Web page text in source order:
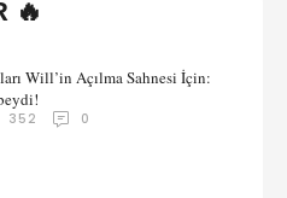
A project supported by the NL
🔥
Will’in Açılma Sahnesi İçin:
352 0